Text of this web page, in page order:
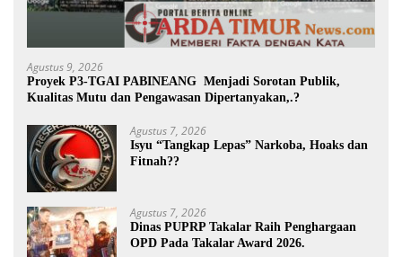
Agustus 9, 2026
Proyek P3-TGAI PABINEANG Menjadi Sorotan Publik,
Kualitas Mutu dan Pengawasan Dipertanyakan,.?
Agustus 7, 2026
Isyu “Tangkap Lepas” Narkoba, Hoaks dan
Fitnah??
Agustus 7, 2026
Dinas PUPRP Takalar Raih Penghargaan
OPD Pada Takalar Award 2026.